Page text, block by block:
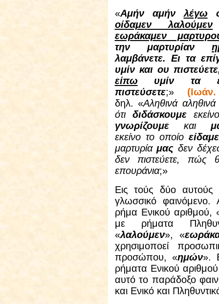
«Αμήν αμήν λέγω
οίδαμεν λαλούμεν
εωράκαμεν
την μαρτυρίαν
λαμβάνετε. Ει τα
υμίν και ου
είπω υμίν τα
πιστεύσετε;»
δηλ. «Αληθινά
ότι διδάσκουμε
γνωρίζουμεκαι
εκείνο το οποίοείδαμε
μαρτυρίαμας δεν
δεν πιστεύετε, πώς
επουράνια;»
Εις τούς δύο αυτούς
γλωσσικό φαινόμενο.
ρήμα Ενικού αριθμού,
με ρήματα
«λαλούμεν», «
χρησιμοποεί
προσώπου, «ημών».
ρήματα Ενικού
αυτό το παράδοξο
και Ενικό και